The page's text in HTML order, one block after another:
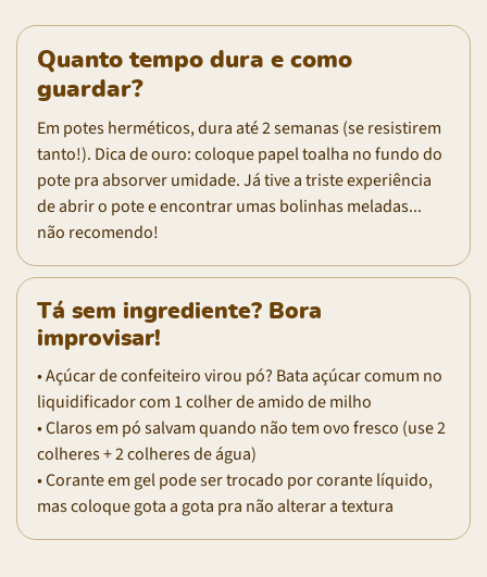
Quanto tempo dura e como
guardar?
Em potes herméticos, dura até 2 semanas (se resistirem
tanto!). Dica de ouro: coloque papel toalha no fundo do
pote pra absorver umidade. Já tive a triste experiência
de abrir o pote e encontrar umas bolinhas meladas...
não recomendo!
Tá sem ingrediente? Bora
improvisar!
• Açúcar de confeiteiro virou pó? Bata açúcar comum no
liquidificador com 1 colher de amido de milho
• Claros em pó salvam quando não tem ovo fresco (use 2
colheres + 2 colheres de água)
• Corante em gel pode ser trocado por corante líquido,
mas coloque gota a gota pra não alterar a textura